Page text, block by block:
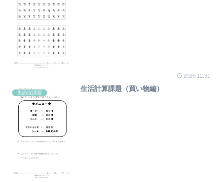
2025.12.31
失語症課題
生活計算課題（買い物編）